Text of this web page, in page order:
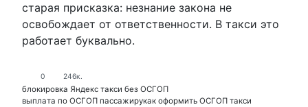
старая присказка: незнание закона не
освобождает от ответственности. В такси это
работает буквально.
0 246к.
блокировка Яндекс такси без ОСГОП
выплата по ОСГОП пассажирукак оформить ОСГОП такси